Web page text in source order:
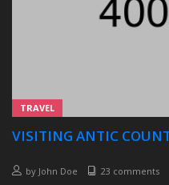
TRAVEL
VISITING ANTIC
by John Doe 23 comments